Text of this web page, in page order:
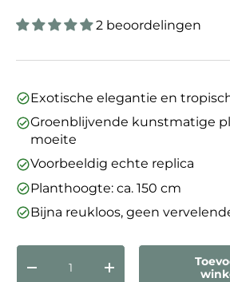
2 beoordelingen
Exotische elegantie en
Groenblijvende kunstmatige
moeite
Voorbeeldig echte replica
Planthoogte: ca. 150 cm
Bijna reukloos, geen
Aantal
Verlaag de hoeveelheid
Verhoog de